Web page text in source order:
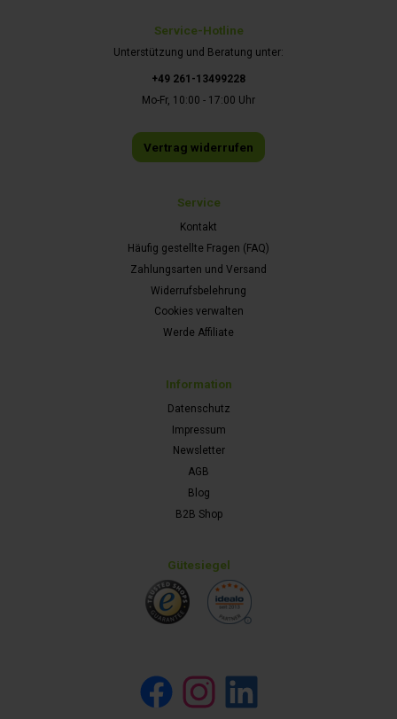
Service-Hotline
Unterstützung und Beratung unter:
+49 261-13499228
Mo-Fr, 10:00 - 17:00 Uhr
Vertrag widerrufen
Service
Kontakt
Häufig gestellte Fragen (FAQ)
Zahlungsarten und Versand
Widerrufsbelehrung
Cookies verwalten
Werde Affiliate
Information
Datenschutz
Impressum
Newsletter
AGB
Blog
B2B Shop
Gütesiegel
Facebook Instagram